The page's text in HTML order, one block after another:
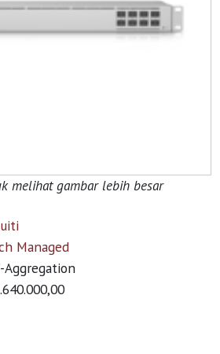
melihat gambar lebih besar
Managed
Aggregation